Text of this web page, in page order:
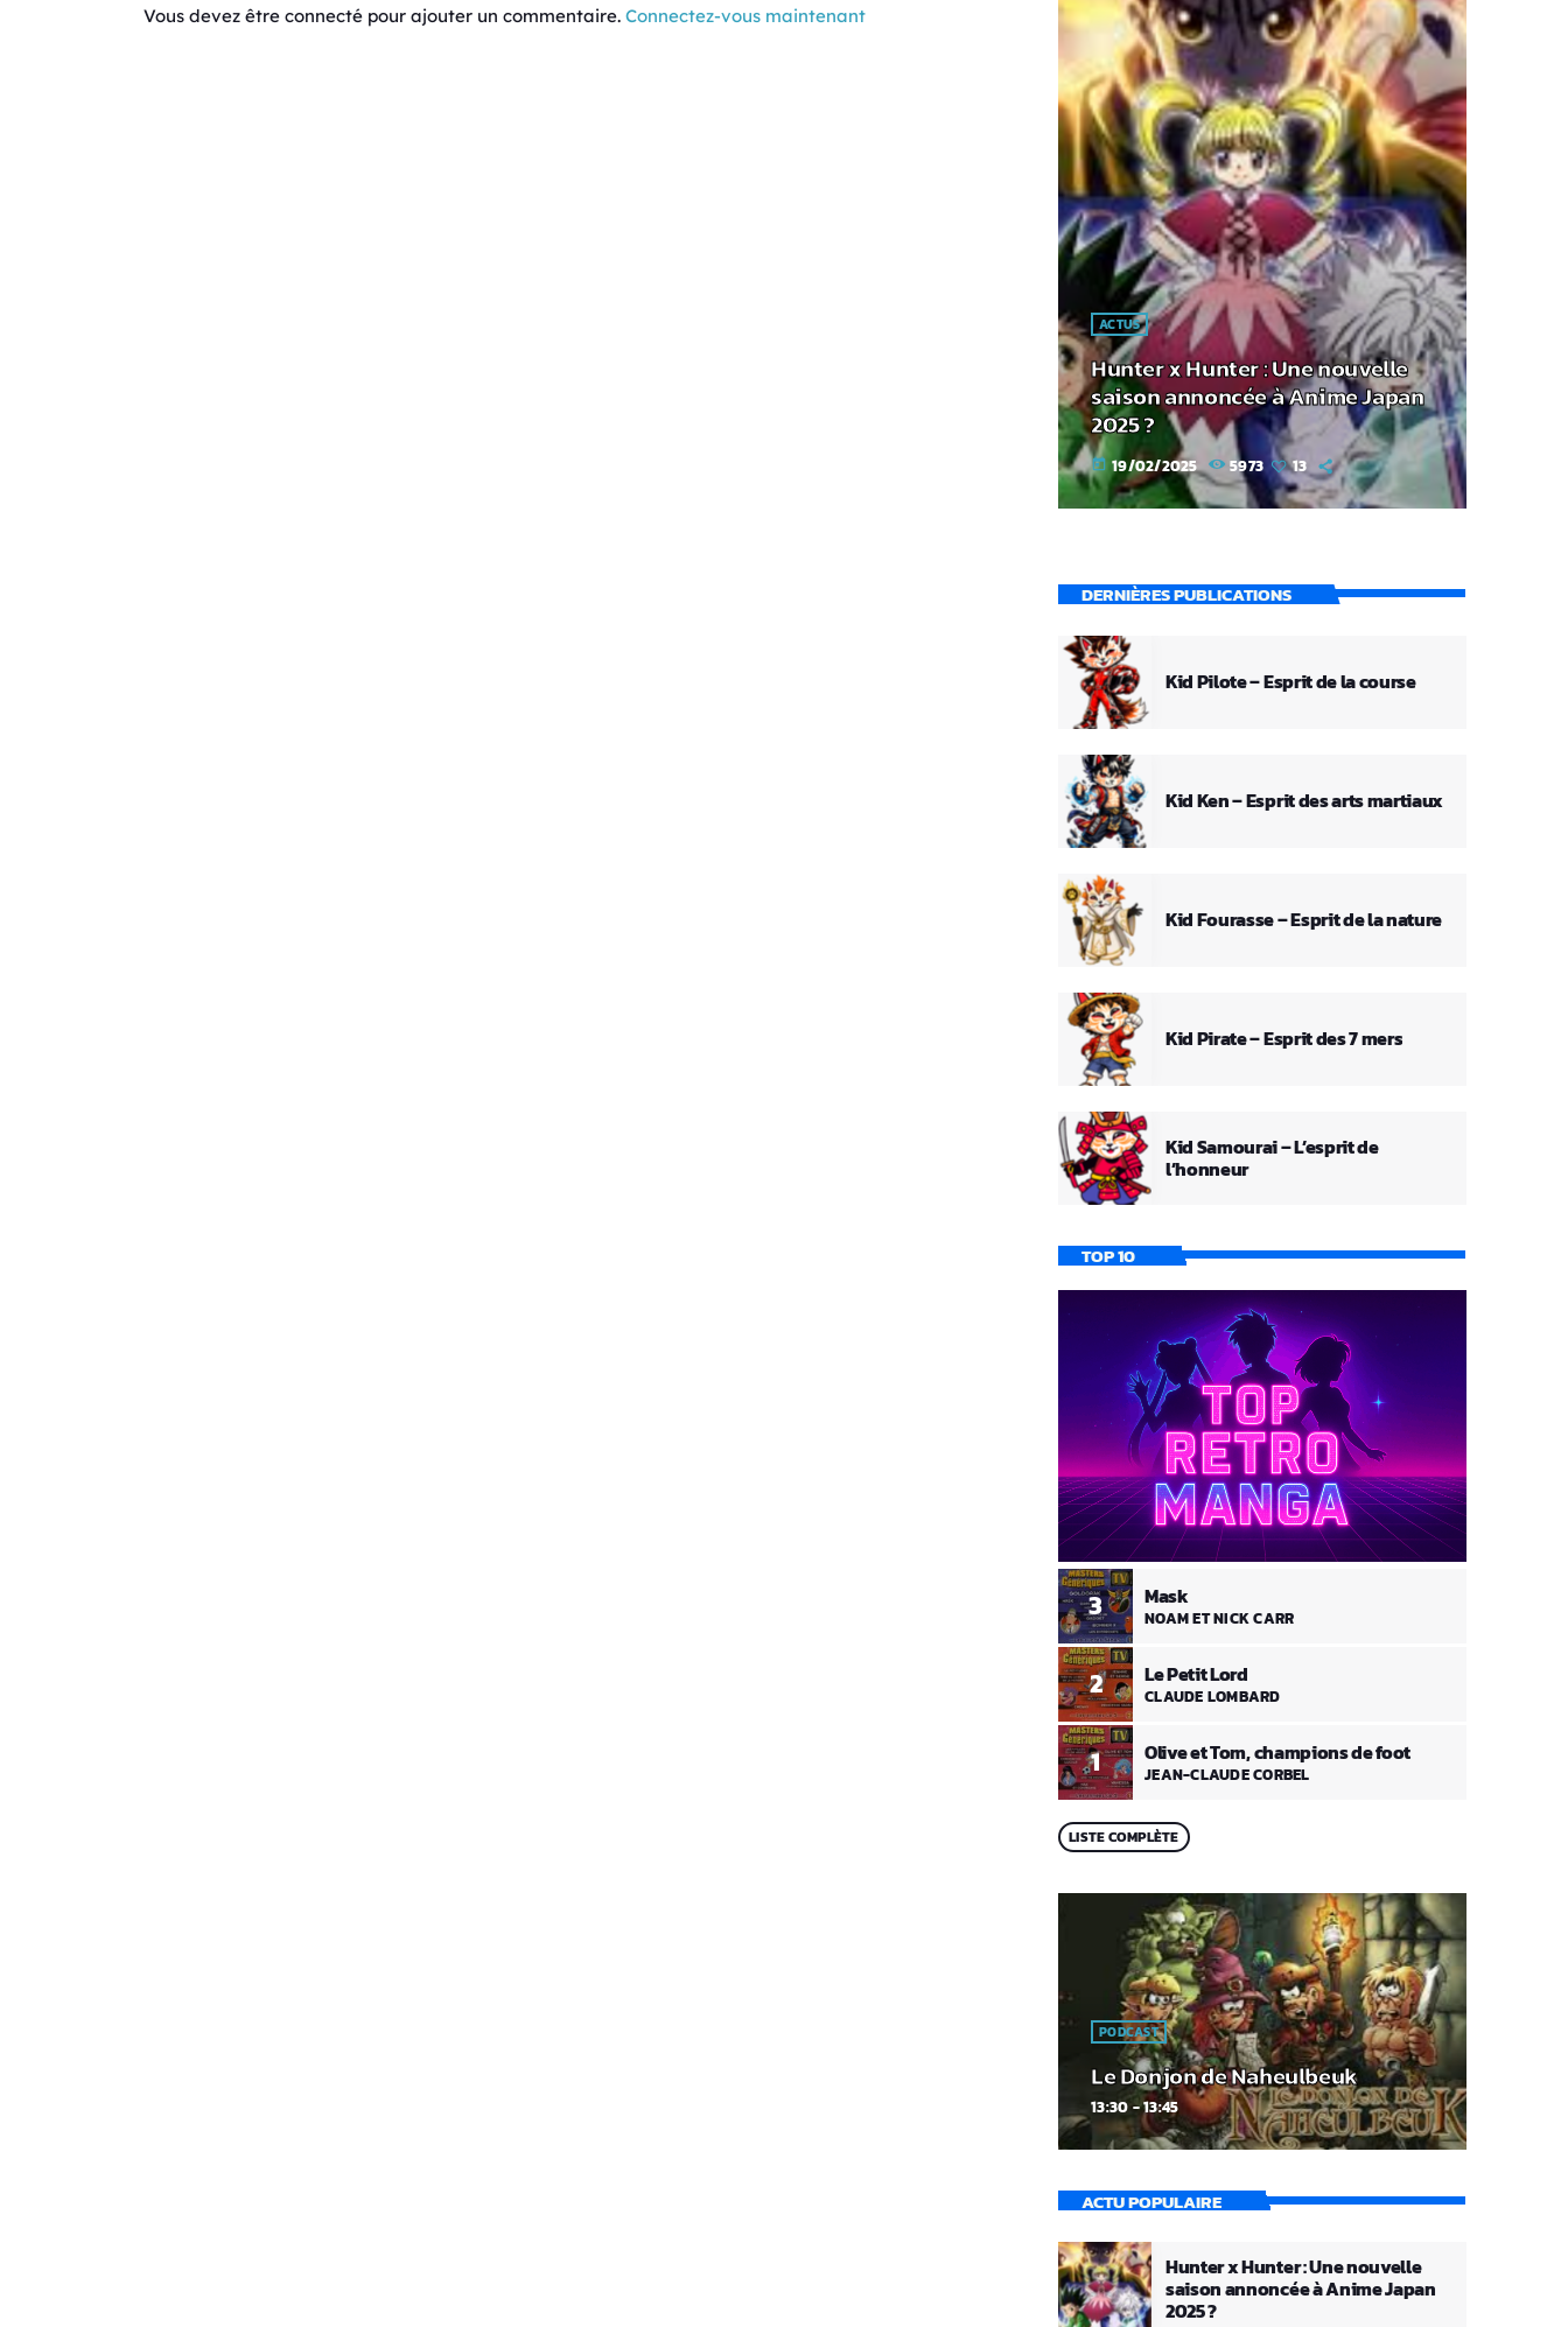
Vous devez être connecté pour ajouter un commentaire. Connectez-vous maintenant
ACTUS
Hunter x Hunter : Une nouvelle
saison annoncée à Anime Japan
2025 ?
today 19/02/2025 5973 13
DERNIÈRES PUBLICATIONS
Kid Pilote – Esprit de la course
Kid Ken – Esprit des arts martiaux
Kid Fourasse – Esprit de la nature
Kid Pirate – Esprit des 7 mers
Kid Samourai – L’esprit de
l’honneur
TOP 10
1 Olive et Tom, champions de foot
JEAN-CLAUDE CORBEL
2 Le Petit Lord
CLAUDE LOMBARD
3 Mask
NOAM ET NICK CARR
LISTE COMPLÈTE
PODCAST
Le Donjon de Naheulbeuk
13:30 - 13:45
ACTU POPULAIRE
Hunter x Hunter : Une nouvelle
saison annoncée à Anime Japan
2025 ?